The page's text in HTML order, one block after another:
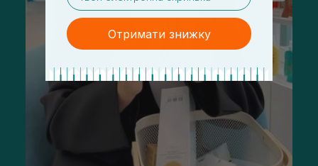
Отримати знижку